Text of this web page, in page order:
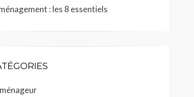
: les 8 essentiels